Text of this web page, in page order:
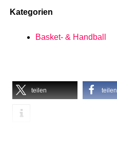
Kategorien
Basket- & Handball
teilen teilen